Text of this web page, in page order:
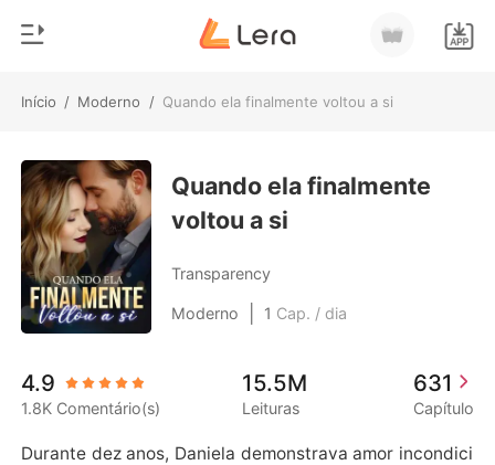
Início / Moderno / Quando ela finalmente voltou a si
Loja
Histórico
Sair
Baixar App
Gênero
Moderno
Lobisomem
Contos
Bilionários
Quando ela finalmente
voltou a si
Transparency
Moderno 1 Cap. / dia
4.9
1.8K Comentário(s)
15.5M
Leituras
631
Capítulo
Durante dez anos, Daniela demonstrava amor incondici